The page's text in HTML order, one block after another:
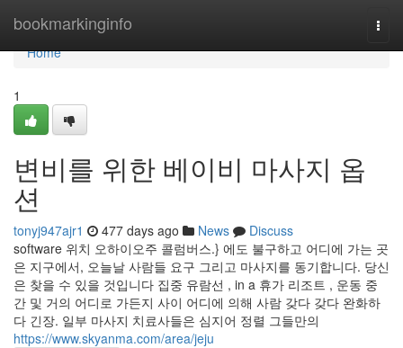
bookmarkinginfo
Home
Home
1
변비를 위한 베이비 마사지 옵
션
tonyj947ajr1 477 days ago News
Discuss
software 위치 오하이오주 콜럼버스.} 에도 불구하고 어디에 가는 곳
은 지구에서, 오늘날 사람들 요구 그리고 마사지를 동기합니다. 당신
은 찾을 수 있을 것입니다 집중 유람선 , in a 휴가 리조트 , 운동 중
간 및 거의 어디로 가든지 사이 어디에 의해 사람 갖다 갖다 완화하
다 긴장. 일부 마사지 치료사들은 심지어 정렬 그들만의
https://www.skyanma.com/area/jeju